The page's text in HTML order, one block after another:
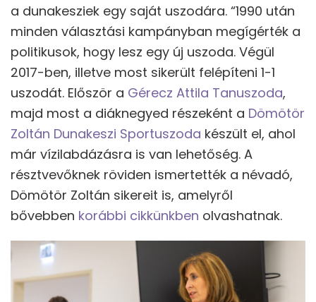
a dunakesziek egy saját uszodára. “1990 után
minden választási kampányban megígérték a
politikusok, hogy lesz egy új uszoda. Végül
2017-ben, illetve most sikerült felépíteni 1-1
uszodát. Először a Gérecz Attila Tanuszoda,
majd most a diáknegyed részeként a Dömötör
Zoltán Dunakeszi Sportuszoda készült el, ahol
már vízilabdázásra is van lehetőség. A
résztvevőknek röviden ismertették a névadó,
Dömötör Zoltán sikereit is, amelyről
bővebben korábbi cikkünkben olvashatnak.